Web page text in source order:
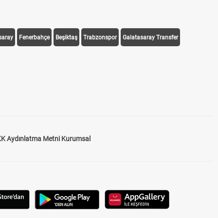
Fenerbahçe Beşiktaş Trabzonspor Galatasaray Transfer
Aydınlatma Metni Kurumsal